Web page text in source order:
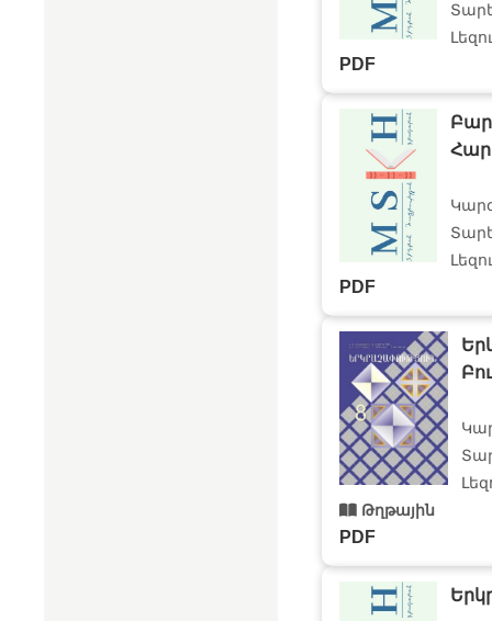
PDF
PDF
Թղթային
PDF